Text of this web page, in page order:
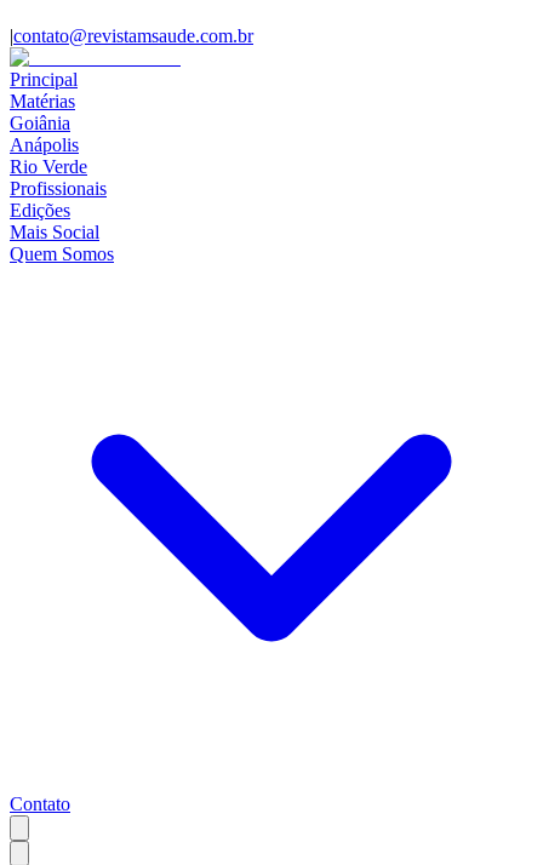
|contato@revistamsaude.com.br
Principal
Matérias
Goiânia
Anápolis
Rio Verde
Profissionais
Edições
Mais Social
Quem Somos
Contato